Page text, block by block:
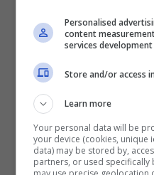
Un Professore 3, trame del
Manuel (Credits: screenshot
Personalised
content
services development
Store and/or access
Learn more
Your personal data will be
your device (cookies, unique
data) may be stored by,
partners, or used specifically